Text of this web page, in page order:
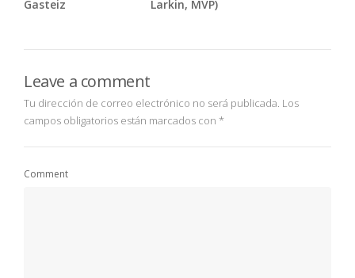
Gasteiz
Larkin, MVP)
Leave a comment
Tu dirección de correo electrónico no será publicada. Los
campos obligatorios están marcados con *
Comment